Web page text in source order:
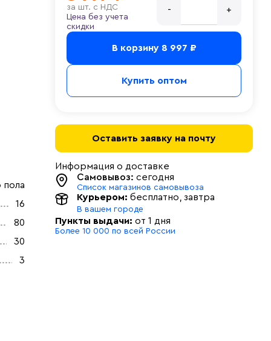
пола
16
80
30
3
за шт. с НДС
Цена без учета
скидки
В корзину 8 997 ₽
Купить оптом
Оставить заявку на почту
Информация о доставке
Самовывоз: сегодня
Список магазинов самовывоза
Курьером: бесплатно , завтра
В вашем городе
Пункты выдачи: от 1 дня
Более 10 000 по всей России